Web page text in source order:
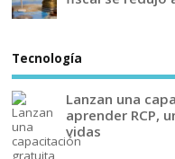
Tecnología
Lanzan una
aprender RCP,
vidas